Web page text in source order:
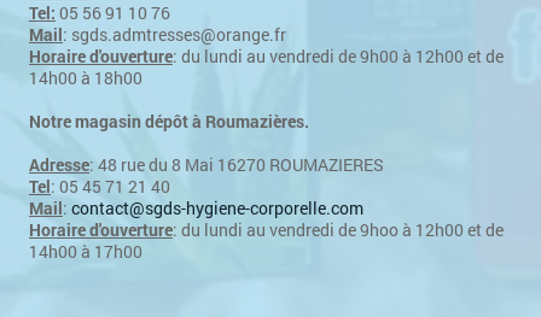
Tel: 05 56 91 10 76
Mail: sgds.admtresses@orange.fr
Horaire d'ouverture: du lundi au vendredi de 9h00 à 12h00 et de
14h00 à 18h00
Notre magasin dépôt à Roumazières.
Adresse: 48 rue du 8 Mai 16270 ROUMAZIERES
Tel: 05 45 71 21 40
Mail: contact@sgds-hygiene-corporelle.com
Horaire d'ouverture: du lundi au vendredi de 9hoo à 12h00 et de
14h00 à 17h00